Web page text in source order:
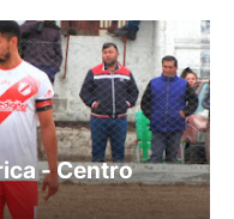
- Centro